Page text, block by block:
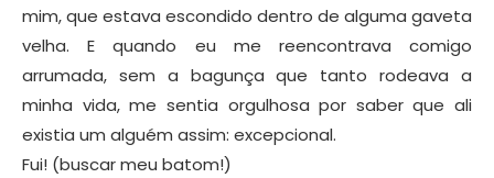
mim, que estava escondido dentro de alguma gaveta
velha. E quando eu me reencontrava comigo
arrumada, sem a bagunça que tanto rodeava a
minha vida, me sentia orgulhosa por saber que ali
existia um alguém assim: excepcional.
Fui! (buscar meu batom!)